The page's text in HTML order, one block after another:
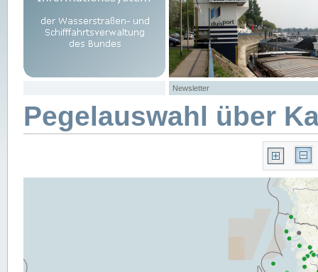
Newsletter
Pegelauswahl über